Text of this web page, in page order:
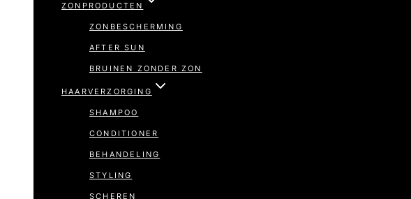
ZONPRODUCTEN
ZONBESCHERMING
AFTER SUN
BRUINEN ZONDER ZON
HAARVERZORGING
SHAMPOO
CONDITIONER
BEHANDELING
STYLING
SCHEREN